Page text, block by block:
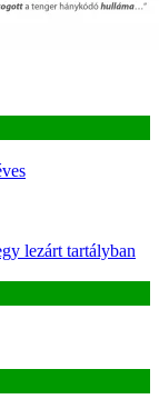
lezárt tartályban